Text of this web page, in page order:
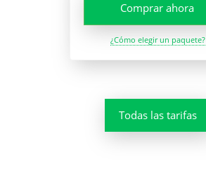
Comprar ahora
¿Cómo elegir un paquete?
Todas las tarifas